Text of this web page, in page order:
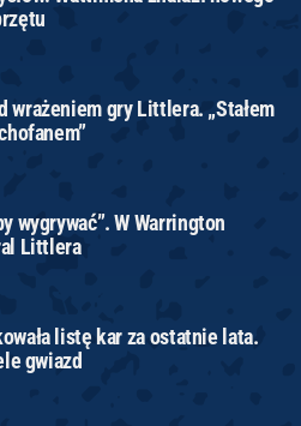
wrażeniem gry Littlera. „Stałem
wygrywać”. W Warrington
Littlera
listę kar za ostatnie lata.
gwiazd